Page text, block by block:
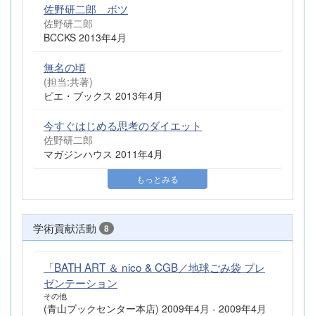
佐野研二郎＿ボツ
佐野研二郎
BCCKS 2013年4月
無名の頃
(担当:共著)
ピエ・ブックス 2013年4月
今すぐはじめる思考のダイエット
佐野研二郎
マガジンハウス 2011年4月
もっとみる
学術貢献活動 8
「BATH ART ＆ nico & CGB／地球ごみ袋 プレ
ゼンテーション
その他
(青山ブックセンター本店) 2009年4月 - 2009年4月